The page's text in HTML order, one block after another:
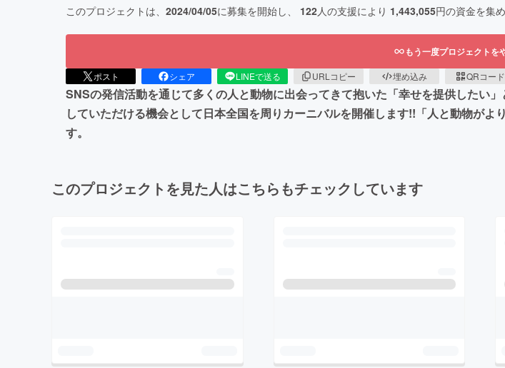
このプロジェクトは、 2024/04/05に募集を開始し、 122人の支援により 1,443,055円の資金を集め
もう一度プロジェクトを
ポスト シェア LINEで送る URLコピー 埋め込み QRコード
SNSの発信活動を通じて多くの人と動物に出会ってきて抱いた「幸せを提供したい
していただける機会として日本全国を周りカーニバルを開催します!!「人と動物が
す。
このプロジェクトを見た人はこちらもチェックしています